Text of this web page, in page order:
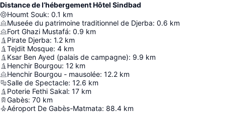
Distance de l’hébergement Hôtel Sindbad
Houmt Souk: 0.1 km
Museée du patrimoine traditionnel de Djerba: 0.6 km
Fort Ghazi Mustafá: 0.9 km
Pirate Djerba: 1.2 km
Tejdit Mosque: 4 km
Ksar Ben Ayed (palais de campagne): 9.9 km
Henchir Bourgou: 12 km
Henchir Bourgou - mausolée: 12.2 km
Salle de Spectacle: 12.6 km
Poterie Fethi Sakal: 17 km
Gabès: 70 km
Aéroport De Gabès-Matmata: 88.4 km